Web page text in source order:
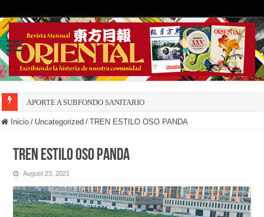
APORTE A SUBFONDO SANITARIO
Inicio / Uncategorized / TREN ESTILO OSO PANDA
TREN ESTILO OSO PANDA
August 23, 2021